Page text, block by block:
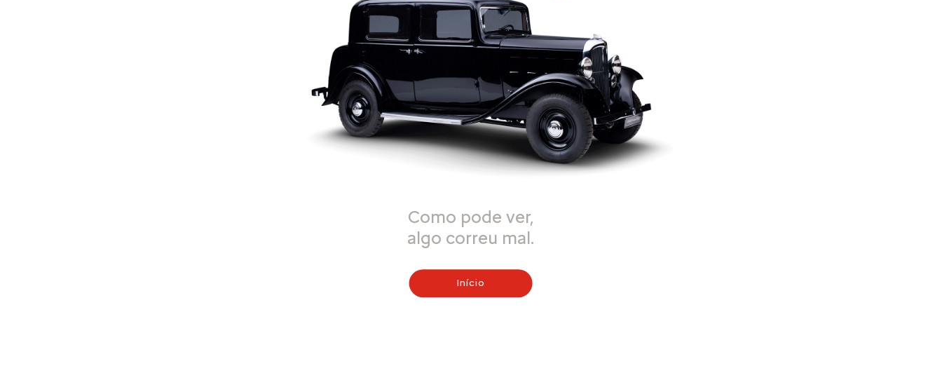
Como pode ver,
algo correu mal.
Início